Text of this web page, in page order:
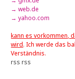
→ web.de
→ yahoo.com
kann es vorkommen,
wird. Ich werde das
Verständnis.
rss rss